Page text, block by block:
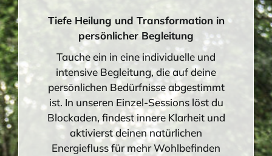
Tiefe Heilung und Transformation in
persönlicher Begleitung
Tauche ein in eine individuelle und
intensive Begleitung, die auf deine
persönlichen Bedürfnisse abgestimmt
ist. In unseren Einzel-Sessions löst du
Blockaden, findest innere Klarheit und
aktivierst deinen natürlichen
Energiefluss für mehr Wohlbefinden